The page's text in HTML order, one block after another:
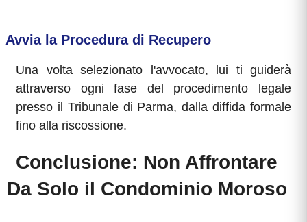
Avvia la Procedura di Recupero
Una volta selezionato l'avvocato, lui ti guiderà
attraverso ogni fase del procedimento legale
presso il Tribunale di Parma, dalla diffida formale
fino alla riscossione.
Conclusione: Non Affrontare
Da Solo il Condominio Moroso